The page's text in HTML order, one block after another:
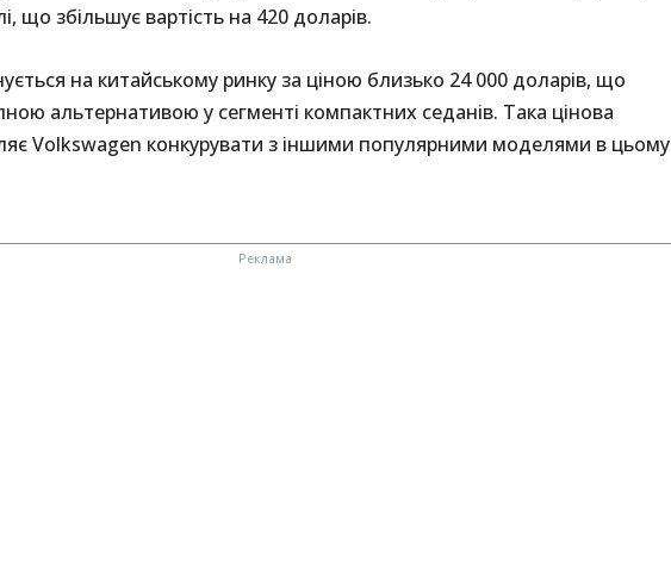
що збільшує вартість на 420 доларів.
на китайському ринку за ціною близько 24 000 доларів, що
альтернативою у сегменті компактних седанів. Така цінова
Volkswagen конкурувати з іншими популярними моделями в цьому